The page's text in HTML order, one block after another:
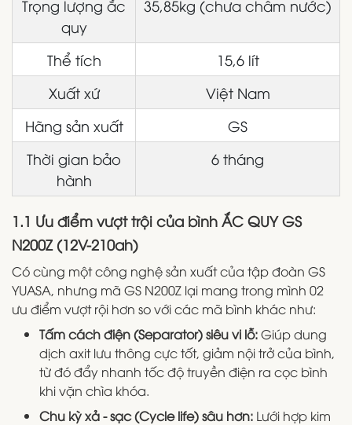
Trọng lượng ắc
quy
35,85kg (chưa châm nước)
Thể tích
15,6 lít
Xuất xứ
Việt Nam
Hãng sản xuất
GS
Thời gian bảo
hành
6 tháng
1.1 Ưu điểm vượt trội của bình ẮC QUY GS
N200Z (12V-210ah)
Có cùng một công nghệ sản xuất của tập đoàn GS
YUASA, nhưng mã GS N200Z lại mang trong mình 02
ưu điểm vượt rội hơn so với các mã bình khác như:
Tấm cách điện (Separator) siêu vi lỗ:Giúp dung
dịch axit lưu thông cực tốt, giảm nội trở của bình,
từ đó đẩy nhanh tốc độ truyền điện ra cọc bình
khi vặn chìa khóa.
Chu kỳ xả - sạc (Cycle life) sâu hơn: Lưới hợp kim